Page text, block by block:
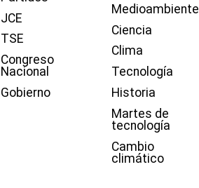
JCE
TSE
Congreso
Nacional
Gobierno
Medioambiente
Ciencia
Clima
Tecnología
Historia
Martes de
tecnología
Cambio
climático